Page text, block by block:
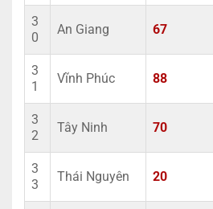
3
0
An Giang 67
3
1
Vĩnh Phúc 88
3
2
Tây Ninh 70
3
3
Thái Nguyên 20